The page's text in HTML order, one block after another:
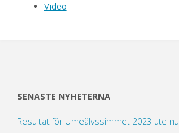
Video
SENASTE NYHETERNA
Resultat för Umeälvssimmet 2023 ute nu